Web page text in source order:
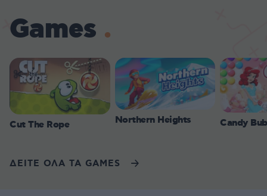
Games
Cut The Rope Northern Heights Candy
ΔΕΙΤΕ ΟΛΑ ΤΑ GAMES